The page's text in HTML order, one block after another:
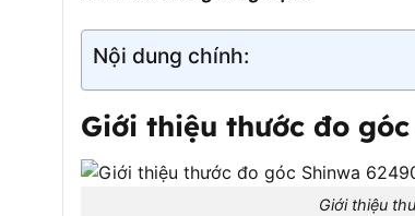
Nội dung chính:
Giới thiệu thước đo
Giới thiệu